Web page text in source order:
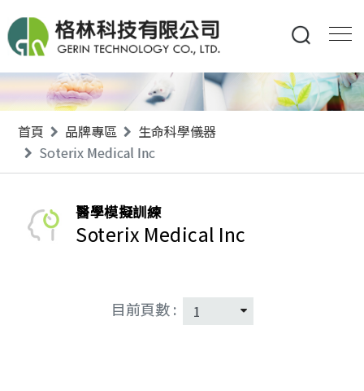
首頁 品牌專區
生命科學儀器
Soterix Medical Inc
醫學模擬訓練
Soterix Medical Inc
目前頁數 :